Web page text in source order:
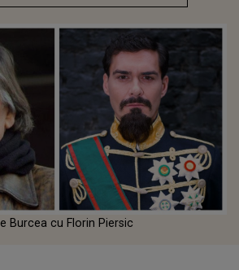
Burcea cu Florin Piersic